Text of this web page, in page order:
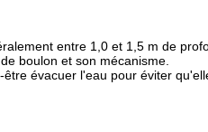
entre 1,0 et 1,5 m de
boulon et son mécanisme.
évacuer l'eau pour éviter